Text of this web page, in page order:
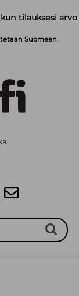
tilauksesi arvo
Suomeen.